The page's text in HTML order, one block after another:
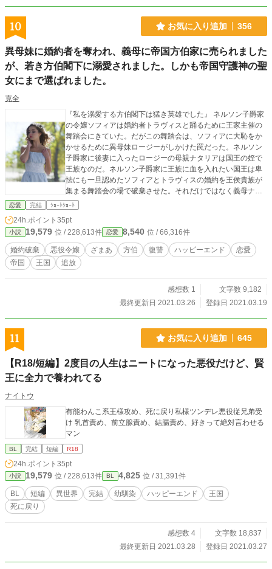
10 お気に入り追加 356
異母妹に婚約者を奪われ、義母に帝国方伯家に売られました
が、若き方伯閣下に溺愛されました。しかも帝国守護神の聖
女にまで選ばれました。
克全
『私を溺愛する方伯閣下は猛き英雄でした』 ネルソン子爵家
の令嬢ソフィアは婚約者トラヴィスと踊るために王家主催の
舞踏会にきていた。だがこの舞踏会は、ソフィアに大恥をか
かせるために異母妹ロージーがしかけた罠だった。ネルソン
子爵家に後妻に入ったロージーの母親ナタリアは国王の姪で
王族なのだ。ネルソン子爵家に王族に血を入れたい国王は卑
怯にも一旦認めたソフィアとトラヴィスの婚約を王侯貴族が
集まる舞踏会の場で破棄させた。それだけではなく義母ナタ
リアはアストリア帝国のテンプル方伯家の侍女として働きに
家に侍女働きに出してソフィアを貶めて嘲笑う気だった。だ
がそれは方伯や辺境伯という爵位の存在しない小国の王と貴
族の無知からきた誤解だった。確かに国によっては城伯や副
伯と言った子爵と同格の爵位はある。だが方伯は辺境伯同様
独立裁量権が強い公爵に匹敵する権限を持つ爵位だった。し
族で、帝国守護神の聖女に選ばれたのだった。 「アルファポ
リス」「カクヨム」「小説家になろう」「ノベルバ」に同時
恋愛 完結 ｼｮｰﾄｼｮｰﾄ
24h.ポイント 35pt
小説 19,579 位 / 228,613件 恋愛 8,540 位 / 66,316件
婚約破棄 悪役令嬢 ざまあ 方伯 復讐 ハッピーエンド
恋愛
帝国
王国 追放
感想数 1
文字数 9,182
最終更新日 2021.03.26
登録日 2021.03.19
11 お気に入り追加 645
【R18/短編】2度目の人生はニートになった悪役だけど、賢
王に全力で養われてる
ナイトウ
有能わんこ系王様攻め、死に戻り私様ツンデレ悪役従兄弟受
け 乳首責め、前立腺責め、結腸責め、好きって絶対言わせる
マン
BL 完結 短編 R18
24h.ポイント 35pt
小説 19,579 位 / 228,613件 BL 4,825 位 / 31,391件
BL 短編 異世界 完結 幼馴染 ハッピーエンド
王国
死に戻り
感想数 4
文字数 18,837
最終更新日 2021.03.28
登録日 2021.03.27